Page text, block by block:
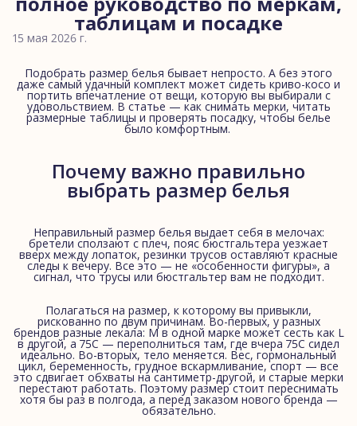
таблицам и посадке
15 мая 2026 г.
Подобрать размер белья бывает непросто. А без этого
даже самый удачный комплект может сидеть криво-косо и
портить впечатление от вещи, которую вы выбирали с
удовольствием. В статье — как снимать мерки, читать
размерные таблицы и проверять посадку, чтобы белье
было комфортным.
Почему важно правильно
выбрать размер белья
Неправильный размер белья выдает себя в мелочах:
бретели сползают с плеч, пояс бюстгальтера уезжает
вверх между лопаток, резинки трусов оставляют красные
следы к вечеру. Все это — не «особенности фигуры», а
сигнал, что трусы или бюстгальтер вам не подходит.
Полагаться на размер, к которому вы привыкли,
рискованно по двум причинам. Во-первых, у разных
брендов разные лекала: M в одной марке может сесть как L
в другой, а 75C — переполниться там, где вчера 75C сидел
идеально. Во-вторых, тело меняется. Вес, гормональный
цикл, беременность, грудное вскармливание, спорт — все
это сдвигает обхваты на сантиметр-другой, и старые мерки
перестают работать. Поэтому размер стоит переснимать
хотя бы раз в полгода, а перед заказом нового бренда —
обязательно.